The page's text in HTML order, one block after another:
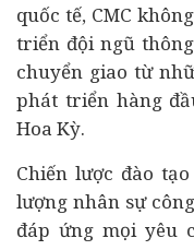
quốc tế, CMC
triển đội ngũ
chuyển giao từ
phát triển hàng
Hoa Kỳ.
Chiến lược đào
lượng nhân sự
đáp ứng mọi yêu